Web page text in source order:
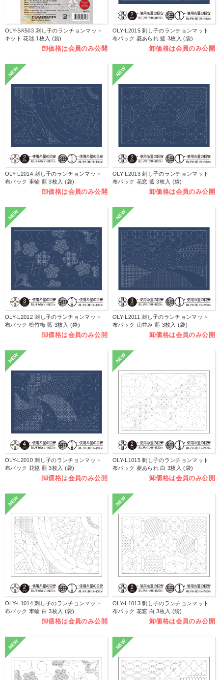
OLY-SK503 刺し子のランチョンマット
キット 花毬 1枚入 (袋)
卸価格は会員のみ公開
OLY-L2015 刺し子のランチョンマット
布パック 菱あられ 藍 3枚入 (袋)
卸価格は会員のみ公開
NEW
OLY-L2014 刺し子のランチョンマット
布パック 車輪 藍 3枚入 (袋)
卸価格は会員のみ公開
NEW
OLY-L2013 刺し子のランチョンマット
布パック 花窓 藍 3枚入 (袋)
卸価格は会員のみ公開
NEW
OLY-L2012 刺し子のランチョンマット
布パック 松竹梅 藍 3枚入 (袋)
卸価格は会員のみ公開
NEW
OLY-L2011 刺し子のランチョンマット
布パック 山並み 藍 3枚入 (袋)
卸価格は会員のみ公開
NEW
OLY-L2010 刺し子のランチョンマット
布パック 花毬 藍 3枚入 (袋)
卸価格は会員のみ公開
NEW
OLY-L1015 刺し子のランチョンマット
布パック 菱あられ 白 3枚入 (袋)
卸価格は会員のみ公開
NEW
OLY-L1014 刺し子のランチョンマット
布パック 車輪 白 3枚入 (袋)
卸価格は会員のみ公開
NEW
OLY-L1013 刺し子のランチョンマット
布パック 花窓 白 3枚入 (袋)
卸価格は会員のみ公開
NEW NEW